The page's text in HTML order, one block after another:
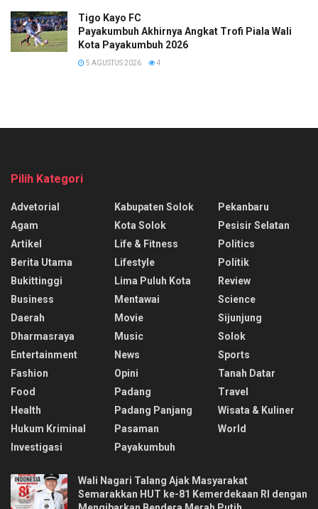
Tigo Kayo FC
Payakumbuh Akhirnya Angkat Trofi Piala Wali
Kota Payakumbuh 2026
5 AGUSTUS 2026 4
Pilih Kategori
Advetorial
Agam
Artikel
Berita Utama
Bukittinggi
Business
Daerah
Dharmasraya
Entertainment
Fashion
Food
Health
Hukum Kriminal
Investigasi
Kabupaten Solok
Kota Solok
Life & Fitness
Lifestyle
Lima Puluh Kota
Mentawai
Movie
Music
News
Opini
Padang
Padang Panjang
Pasaman
Payakumbuh
Pekanbaru
Pesisir Selatan
Politics
Politik
Review
Science
Sijunjung
Solok
Sports
Tanah Datar
Travel
Wisata & Kuliner
World
Wali Nagari Talang Ajak Masyarakat
Semarakkan HUT ke-81 Kemerdekaan RI dengan